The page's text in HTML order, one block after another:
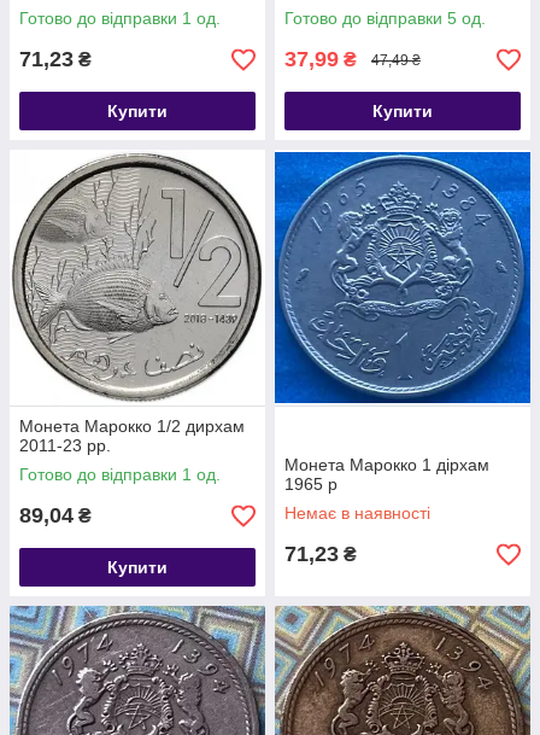
Готово до відправки 1 од.
71,23 ₴
Купити
Готово до відправки 5 од.
37,99 ₴ 47,49 ₴
Купити
Монета Марокко 1/2 дирхам
2011-23 рр.
Готово до відправки 1 од.
89,04 ₴
Купити
Монета Марокко 1 дірхам
1965 р
Немає в наявності
71,23 ₴